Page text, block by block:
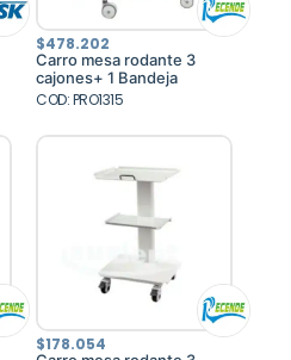
El
precio
actual
$2.654.582.
$478.202
Carro mesa rodante 3
cajones+ 1 Bandeja
COD: PRO1315
$178.054